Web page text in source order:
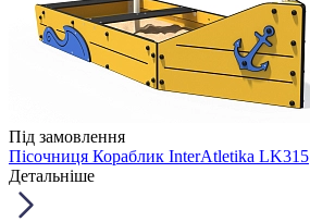
Під замовлення
Пісочниця Кораблик InterAtletika LK315
Детальніше